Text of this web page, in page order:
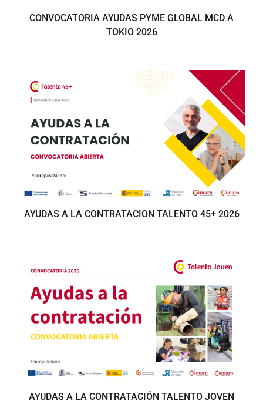
CONVOCATORIA AYUDAS PYME GLOBAL MCD A
TOKIO 2026
AYUDAS A LA CONTRATACION TALENTO 45+ 2026
AYUDAS A LA CONTRATACIÓN TALENTO JOVEN